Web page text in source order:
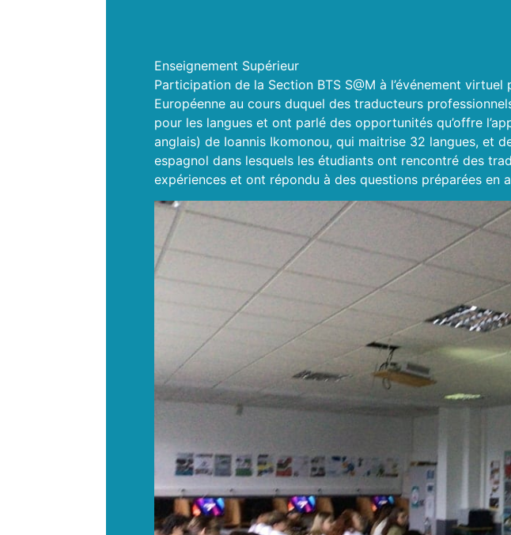
Enseignement Supérieur
Participation de la Section BTS S@M à l’événement
Européenne au cours duquel des traducteurs
pour les langues et ont parlé des opportunités qu’offre
anglais) de Ioannis Ikomonou, qui maitrise 32 langues, et
espagnol dans lesquels les étudiants ont rencontré des
expériences et ont répondu à des questions préparées en